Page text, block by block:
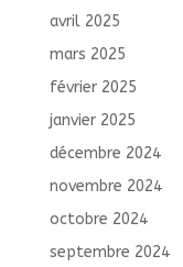
avril 2025
mars 2025
février 2025
janvier 2025
décembre 2024
novembre 2024
octobre 2024
septembre 2024